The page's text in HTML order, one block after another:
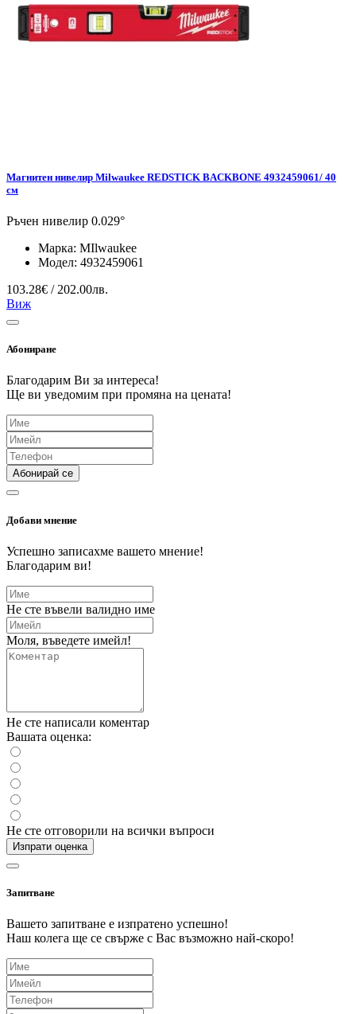
Магнитен нивелир Milwaukee REDSTICK BACKBONE 4932459061/ 40
см
Ръчен нивелир 0.029°
Марка: MIlwaukee
Модел: 4932459061
103.28€ / 202.00лв.
Виж
Абониране
Благодарим Ви за интереса!
Ще ви уведомим при промяна на цената!
Абонирай се
Добави мнение
Успешно записахме вашето мнение!
Благодарим ви!
Не сте въвели валидно име
Моля, въведете имейл!
Не сте написали коментар
Вашата оценка:
Не сте отговорили на всички въпроси
Изпрати оценка
Запитване
Вашето запитване е изпратено успешно!
Наш колега ще се свърже с Вас възможно най-скоро!